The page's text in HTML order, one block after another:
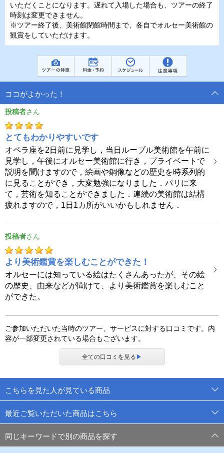
いただくことになります。遅れて入場した場合も、ツアーの終了
時刻は変更できません。
※ツアー終了後、美術館閉館時間まで、各自でオルセー美術館の
観賞をしていただけます。
ココがよかった！
投稿者
とてもわかりやすいです
オペラ座を2日前に見学し，当日ルーブル美術館を午前に
見学し，午後にオルセー美術館に行き，プライベートで
説明を聞けますので，絵画や銅像などの歴史を時系列的
に見ることができ，大変勉強になりました．パリに来
て，芸術を知ることができました．連続の美術館は結構
疲れますので，1日1カ所がいいかもしれません．
投稿者
より美術鑑賞を楽しむことができた！
オルセーには知っている絵はたくさんあったが、その絵
の歴史、由来などが聞けて、より美術鑑賞を楽しむこと
ができた。
ご参加いただいた当時のツアー、サービスに対する口コミです。内
容が一部変更されている場合もございます。
全ての口コミを見る ▶
こちらを見た人が見ている商品
最近ご覧いただいた商品はこちら
同じキーワードで別の商品を探す